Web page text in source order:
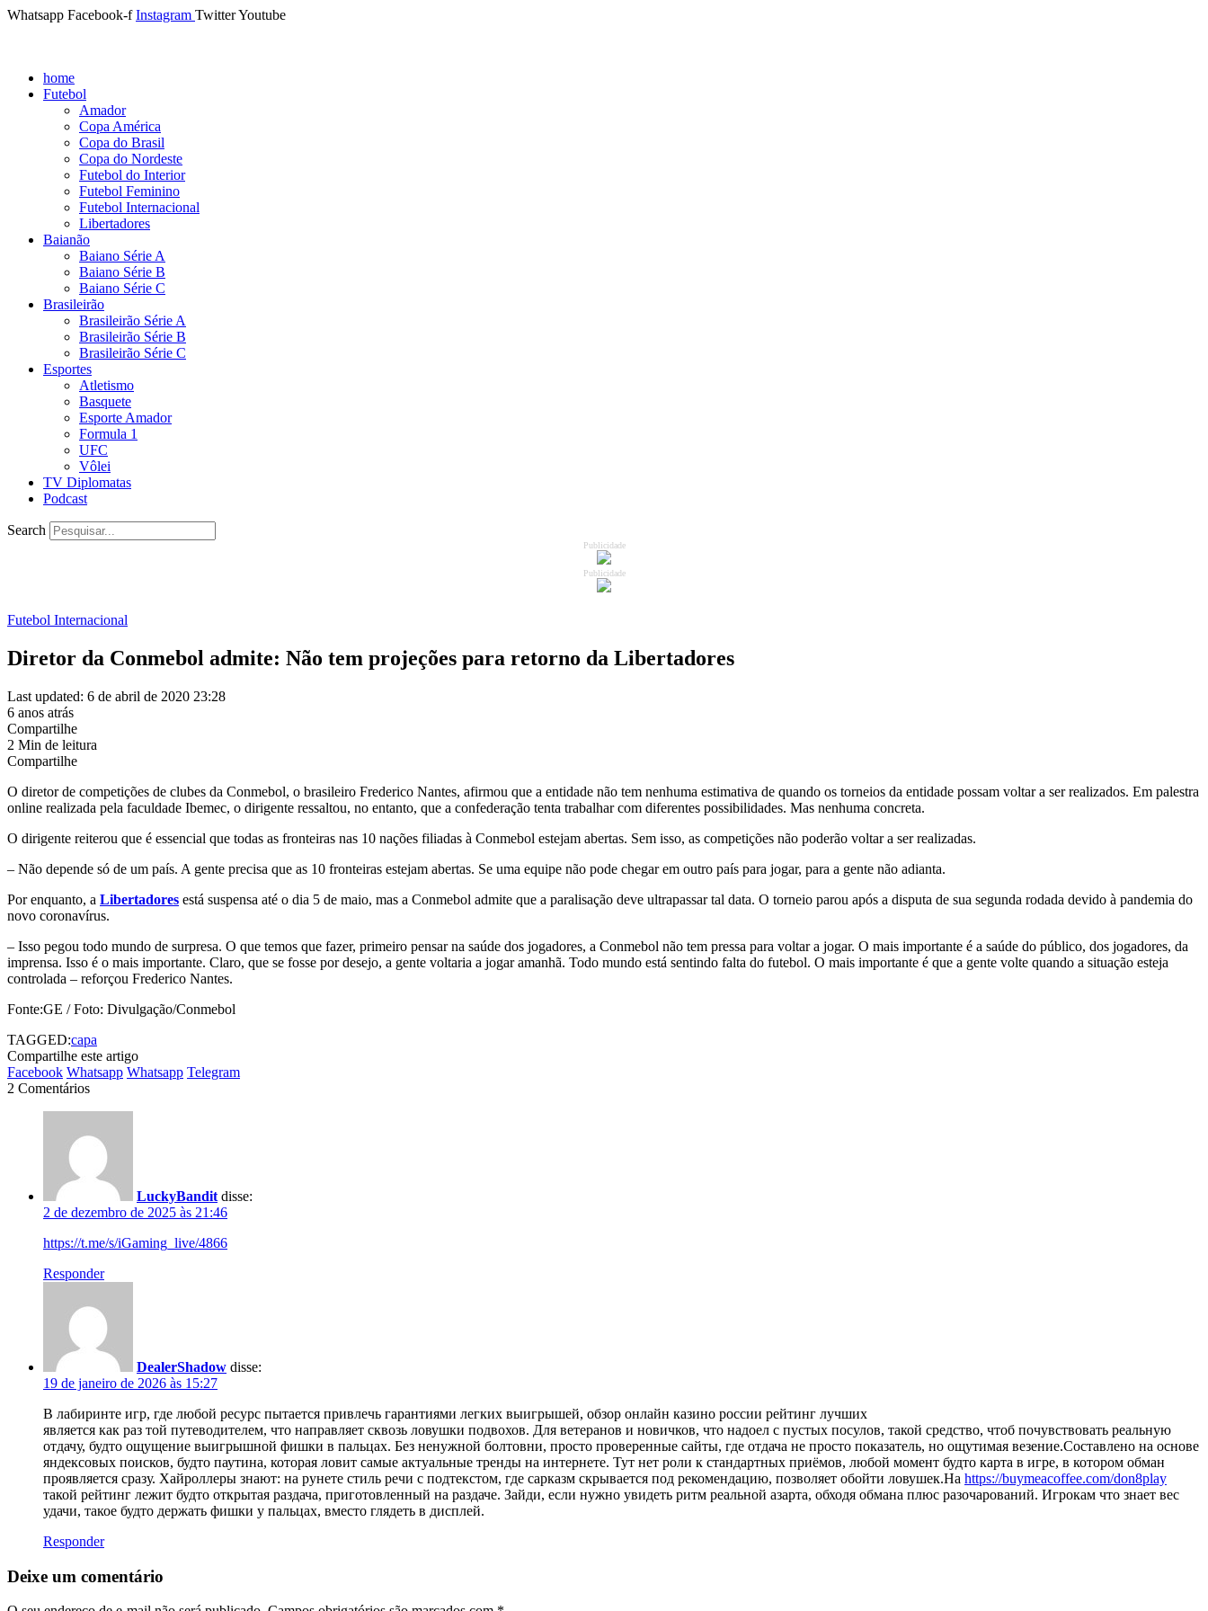
Whatsapp Facebook-f Instagram TwitterYoutube
home
Futebol
Amador
Copa América
Copa do Brasil
Copa do Nordeste
Futebol do Interior
Futebol Feminino
Futebol Internacional
Libertadores
Baianão
Baiano Série A
Baiano Série B
Baiano Série C
Brasileirão
Brasileirão Série A
Brasileirão Série B
Brasileirão Série C
Esportes
Atletismo
Basquete
Esporte Amador
Formula 1
UFC
Vôlei
TV Diplomatas
Podcast
Search
Publicidade
Publicidade
Futebol Internacional
Diretor da Conmebol admite: Não tem projeções para retorno da Libertadores
Last updated: 6 de abril de 2020 23:28
6 anos atrás
Compartilhe
2 Min de leitura
Compartilhe
O diretor de competições de clubes da Conmebol, o brasileiro Frederico Nantes, afirmou que a entidade não tem nenhuma estimativa de quando os torneios da entidade possam voltar a ser realizados. Em palestra
online realizada pela faculdade Ibemec, o dirigente ressaltou, no entanto, que a confederação tenta trabalhar com diferentes possibilidades. Mas nenhuma concreta.
O dirigente reiterou que é essencial que todas as fronteiras nas 10 nações filiadas à Conmebol estejam abertas. Sem isso, as competições não poderão voltar a ser realizadas.
– Não depende só de um país. A gente precisa que as 10 fronteiras estejam abertas. Se uma equipe não pode chegar em outro país para jogar, para a gente não adianta.
Por enquanto, a Libertadores está suspensa até o dia 5 de maio, mas a Conmebol admite que a paralisação deve ultrapassar tal data. O torneio parou após a disputa de sua segunda rodada devido à pandemia do
novo coronavírus.
– Isso pegou todo mundo de surpresa. O que temos que fazer, primeiro pensar na saúde dos jogadores, a Conmebol não tem pressa para voltar a jogar. O mais importante é a saúde do público, dos jogadores, da
imprensa. Isso é o mais importante. Claro, que se fosse por desejo, a gente voltaria a jogar amanhã. Todo mundo está sentindo falta do futebol. O mais importante é que a gente volte quando a situação esteja
controlada – reforçou Frederico Nantes.
Fonte:GE / Foto: Divulgação/Conmebol
TAGGED:capa
Compartilhe este artigo
Facebook Whatsapp Whatsapp Telegram
2 Comentários
LuckyBandit disse:
2 de dezembro de 2025 às 21:46
https://t.me/s/iGaming_live/4866
Responder
DealerShadow disse:
19 de janeiro de 2026 às 15:27
В лабиринте игр, где любой ресурс пытается привлечь гарантиями легких выигрышей, обзор онлайн казино россии рейтинг лучших
является как раз той путеводителем, что направляет сквозь ловушки подвохов. Для ветеранов и новичков, что надоел с пустых посулов, такой средство, чтоб почувствовать реальную
отдачу, будто ощущение выигрышной фишки в пальцах. Без ненужной болтовни, просто проверенные сайты, где отдача не просто показатель, но ощутимая везение.Составлено на основе
яндексовых поисков, будто паутина, которая ловит самые актуальные тренды на интернете. Тут нет роли к стандартных приёмов, любой момент будто карта в игре, в котором обман
проявляется сразу. Хайроллеры знают: на рунете стиль речи с подтекстом, где сарказм скрывается под рекомендацию, позволяет обойти ловушек.На https://buymeacoffee.com/don8play
такой рейтинг лежит будто открытая раздача, приготовленный на раздаче. Зайди, если нужно увидеть ритм реальной азарта, обходя обмана плюс разочарований. Игрокам что знает вес
удачи, такое будто держать фишки у пальцах, вместо глядеть в дисплей.
Responder
Deixe um comentário